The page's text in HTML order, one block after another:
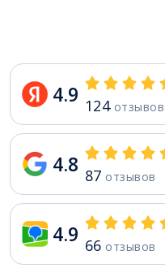
4.9 124отзывов
4.8 87 отзывов
4.9 66 отзывов